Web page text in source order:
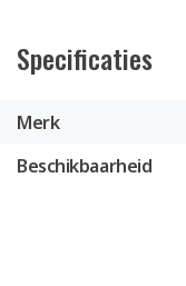
Specificaties
Merk
Beschikbaarheid